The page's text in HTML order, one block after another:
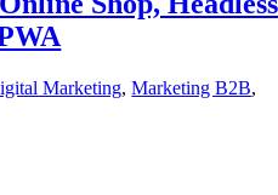
Marketing,Marketing B2B,